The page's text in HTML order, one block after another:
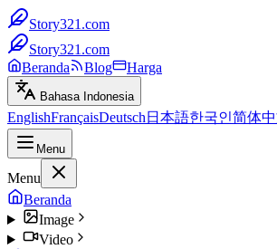
Story321.com
Story321.com
Beranda
Blog Harga
Bahasa Indonesia
EnglishFrançaisDeutsch 日本語한국인简体
Menu
Menu
Beranda
Image
Video